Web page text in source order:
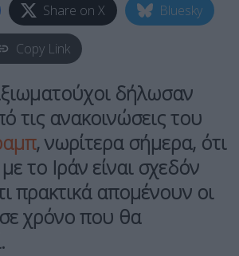
Share on X Bluesky
Copy Link
δήλωσαν
τις ανακοινώσεις του
, νωρίτερα σήμερα, ότι
το Ιράν είναι σχεδόν
πρακτικά απομένουν οι
χρόνο που θα